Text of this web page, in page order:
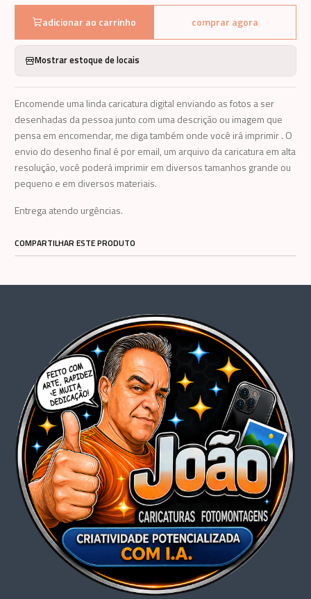
adicionar ao carrinho comprar agora
Mostrar estoque de locais
Encomende uma linda caricatura digital enviando as fotos a ser
desenhadas da pessoa junto com uma descrição ou imagem que
pensa em encomendar, me diga também onde você irá imprimir . O
envio do desenho final é por email, um arquivo da caricatura em alta
resolução, você poderá imprimir em diversos tamanhos grande ou
pequeno e em diversos materiais.
Entrega atendo urgências.
COMPARTILHAR ESTE PRODUTO